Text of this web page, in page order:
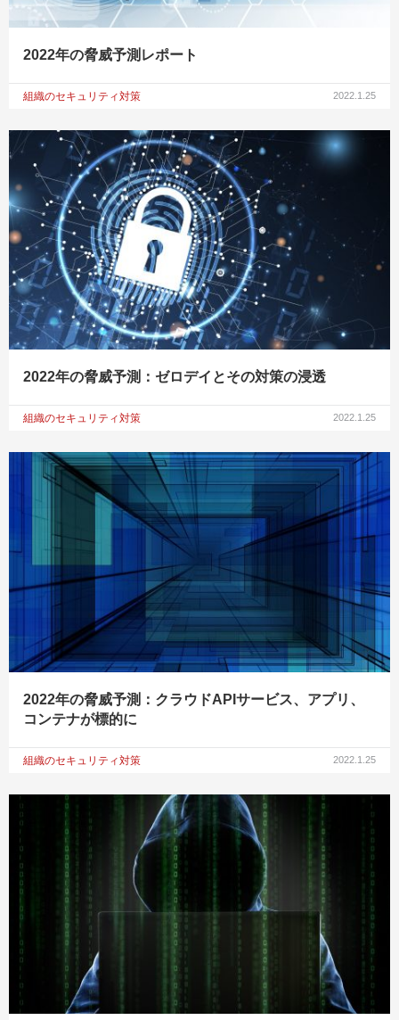
2022年の脅威予測レポート
組織のセキュリティ対策 2022.1.25
2022年の脅威予測：ゼロデイとその対策の浸透
組織のセキュリティ対策 2022.1.25
2022年の脅威予測：クラウドAPIサービス、アプリ、
コンテナが標的に
組織のセキュリティ対策 2022.1.25